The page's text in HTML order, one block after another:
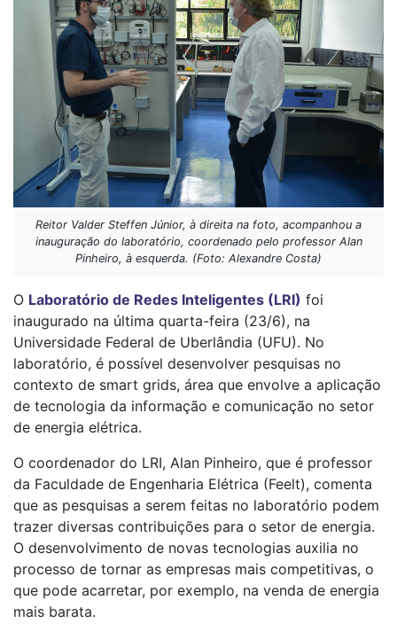
Reitor Valder Steffen Júnior, à direita na foto, acompanhou a
inauguração do laboratório, coordenado pelo professor Alan
Pinheiro, à esquerda. (Foto: Alexandre Costa)
O Laboratório de Redes Inteligentes (LRI) foi
inaugurado na última quarta-feira (23/6), na
Universidade Federal de Uberlândia (UFU). No
laboratório, é possível desenvolver pesquisas no
contexto de smart grids, área que envolve a aplicação
de tecnologia da informação e comunicação no setor
de energia elétrica.
O coordenador do LRI, Alan Pinheiro, que é professor
da Faculdade de Engenharia Elétrica (Feelt), comenta
que as pesquisas a serem feitas no laboratório podem
trazer diversas contribuições para o setor de energia.
O desenvolvimento de novas tecnologias auxilia no
processo de tornar as empresas mais competitivas, o
que pode acarretar, por exemplo, na venda de energia
mais barata.